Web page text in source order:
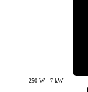
250 W - 7 kW